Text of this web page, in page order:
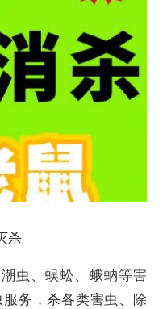
杀
虫、蜈蚣、蛾蚋等害
务，杀各类害虫、除